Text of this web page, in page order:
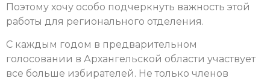
Поэтому хочу особо подчеркнуть важность этой
работы для регионального отделения.
С каждым годом в предварительном
голосовании в Архангельской области участвует
все больше избирателей. Не только членов